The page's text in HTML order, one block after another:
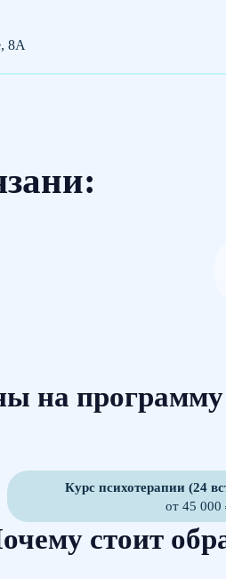
8А
на программу
Курс психотерапии (24
от 45 000
стоит